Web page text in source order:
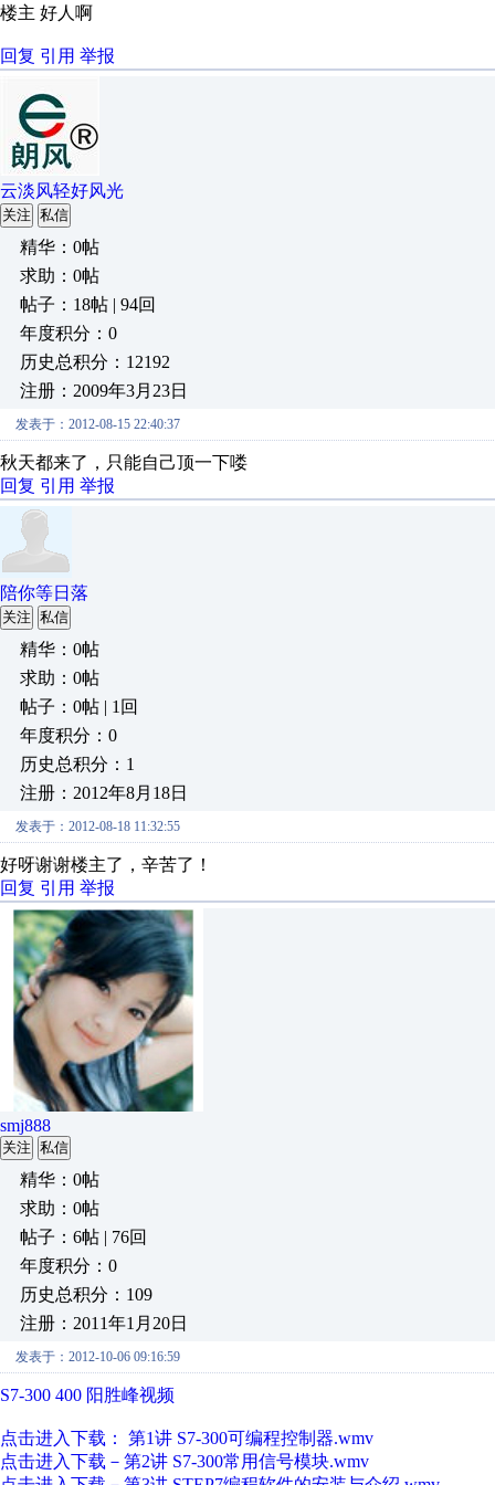
楼主 好人啊
回复 引用 举报
云淡风轻好风光
关注 私信
精华：0帖
求助：0帖
帖子：18帖 | 94回
年度积分：0
历史总积分：12192
注册：2009年3月23日
发表于：2012-08-15 22:40:37
秋天都来了，只能自己顶一下喽
回复 引用 举报
陪你等日落
关注 私信
精华：0帖
求助：0帖
帖子：0帖 | 1回
年度积分：0
历史总积分：1
注册：2012年8月18日
发表于：2012-08-18 11:32:55
好呀谢谢楼主了，辛苦了！
回复 引用 举报
smj888
关注 私信
精华：0帖
求助：0帖
帖子：6帖 | 76回
年度积分：0
历史总积分：109
注册：2011年1月20日
发表于：2012-10-06 09:16:59
S7-300 400 阳胜峰视频
点击进入下载： 第1讲 S7-300可编程控制器.wmv
点击进入下载－第2讲 S7-300常用信号模块.wmv